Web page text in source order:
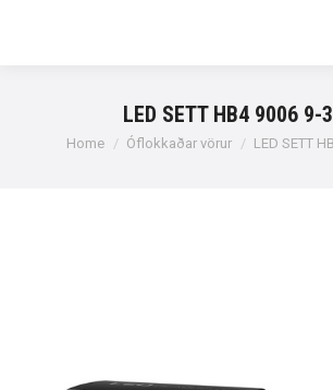
LED SETT HB4 9006 9-
You are here:
Home Óflokkaðar vörur LED SETT